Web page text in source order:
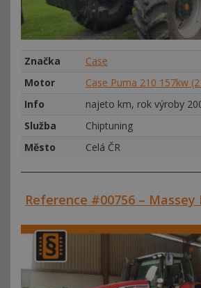
Značka
Case
Motor
Case Puma 210 157kw
Info
najeto km, rok výroby
Služba
Chiptuning
Město
Celá ČR
Reference #00756 – Massey